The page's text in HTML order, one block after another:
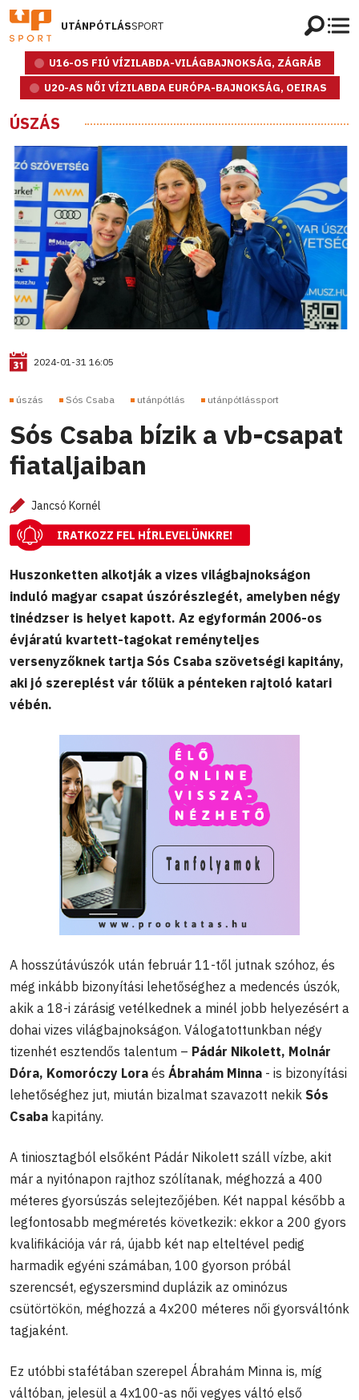
UTÁNPÓTLÁSSPORT
U16-OS FIÚ VÍZILABDA-VILÁGBAJNOKSÁG, ZÁGRÁB
U20-AS NŐI VÍZILABDA EURÓPA-BAJNOKSÁG, OEIRAS
ÚSZÁS
2024-01-31 16:05
úszás Sós Csaba utánpótlás utánpótlássport
Sós Csaba bízik a vb-csapat
fiataljaiban
Jancsó Kornél
IRATKOZZ FEL HÍRLEVELÜNKRE!
Huszonketten alkotják a vizes világbajnokságon
induló magyar csapat úszórészlegét, amelyben négy
tinédzser is helyet kapott. Az egyformán 2006-os
évjáratú kvartett-tagokat reményteljes
versenyzőknek tartja Sós Csaba szövetségi kapitány,
aki jó szereplést vár tőlük a pénteken rajtoló katari
vébén.
A hosszútávúszók után február 11-től jutnak szóhoz, és
még inkább bizonyítási lehetőséghez a medencés úszók,
akik a 18-i zárásig vetélkednek a minél jobb helyezésért a
dohai vizes világbajnokságon. Válogatottunkban négy
tizenhét esztendős talentum – Pádár Nikolett, Molnár
Dóra, Komoróczy Lora és Ábrahám Minna - is bizonyítási
lehetőséghez jut, miután bizalmat szavazott nekik Sós
Csaba kapitány.
A tiniosztagból elsőként Pádár Nikolett száll vízbe, akit
már a nyitónapon rajthoz szólítanak, méghozzá a 400
méteres gyorsúszás selejtezőjében. Két nappal később a
legfontosabb megméretés következik: ekkor a 200 gyors
kvalifikációja vár rá, újabb két nap elteltével pedig
harmadik egyéni számában, 100 gyorson próbál
szerencsét, egyszersmind duplázik az ominózus
csütörtökön, méghozzá a 4x200 méteres női gyorsváltónk
tagjaként.
Ez utóbbi stafétában szerepel Ábrahám Minna is, míg
váltóban, jelesül a 4x100-as női vegyes váltó első